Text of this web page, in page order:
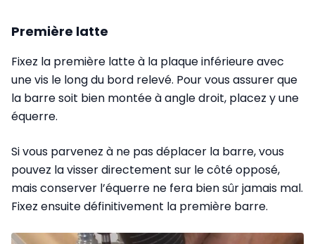
Première latte
Fixez la première latte à la plaque inférieure avec
une vis le long du bord relevé. Pour vous assurer que
la barre soit bien montée à angle droit, placez y une
équerre.
Si vous parvenez à ne pas déplacer la barre, vous
pouvez la visser directement sur le côté opposé,
mais conserver l’équerre ne fera bien sûr jamais mal.
Fixez ensuite définitivement la première barre.